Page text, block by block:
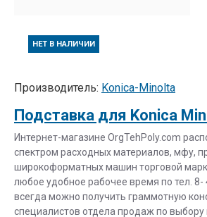
НЕТ В НАЛИЧИИ
Производитель: Konica-Minolta
Интернет-магазине OrgTehPoly.com
спектром расходных материалов, мфу,
широкоформатных машин торговой
любое удобное рабочее время по тел.
всегда можно получить граммотную
специалистов отдела продаж по выбору